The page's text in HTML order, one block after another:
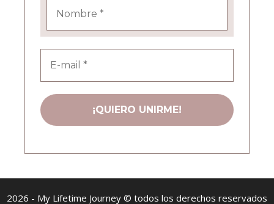
2026 - My Lifetime Journey © todos los derechos reservados